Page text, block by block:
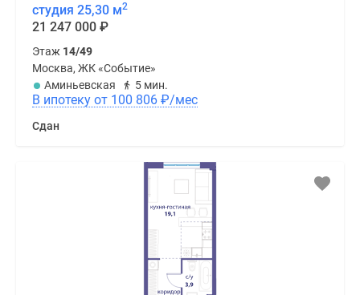
студия 25,30 м2
21 247 000 ₽
Этаж 14/49
Москва, ЖК «Событие»
Аминьевская
5 мин.
В ипотеку от 100 806 ₽/мес
Сдан